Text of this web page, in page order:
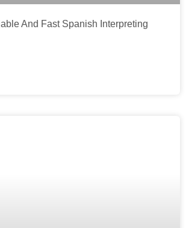
And Fast Spanish Interpreting